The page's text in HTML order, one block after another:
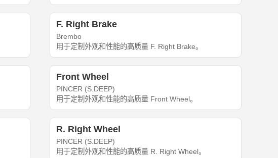
F. Right Brake
Brembo
用于定制外观和性能的高质量 F. Right Brake。
Front Wheel
PINCER (S.DEEP)
用于定制外观和性能的高质量 Front Wheel。
R. Right Wheel
PINCER (S.DEEP)
用于定制外观和性能的高质量 R. Right Wheel。